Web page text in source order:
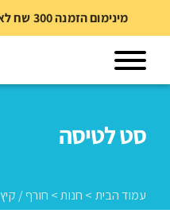
מינימום הזמנה 300 שח לא כולל משלוח ומיתוג
סט לטיסה
עמוד הבית > חנות> חורף / קיץ